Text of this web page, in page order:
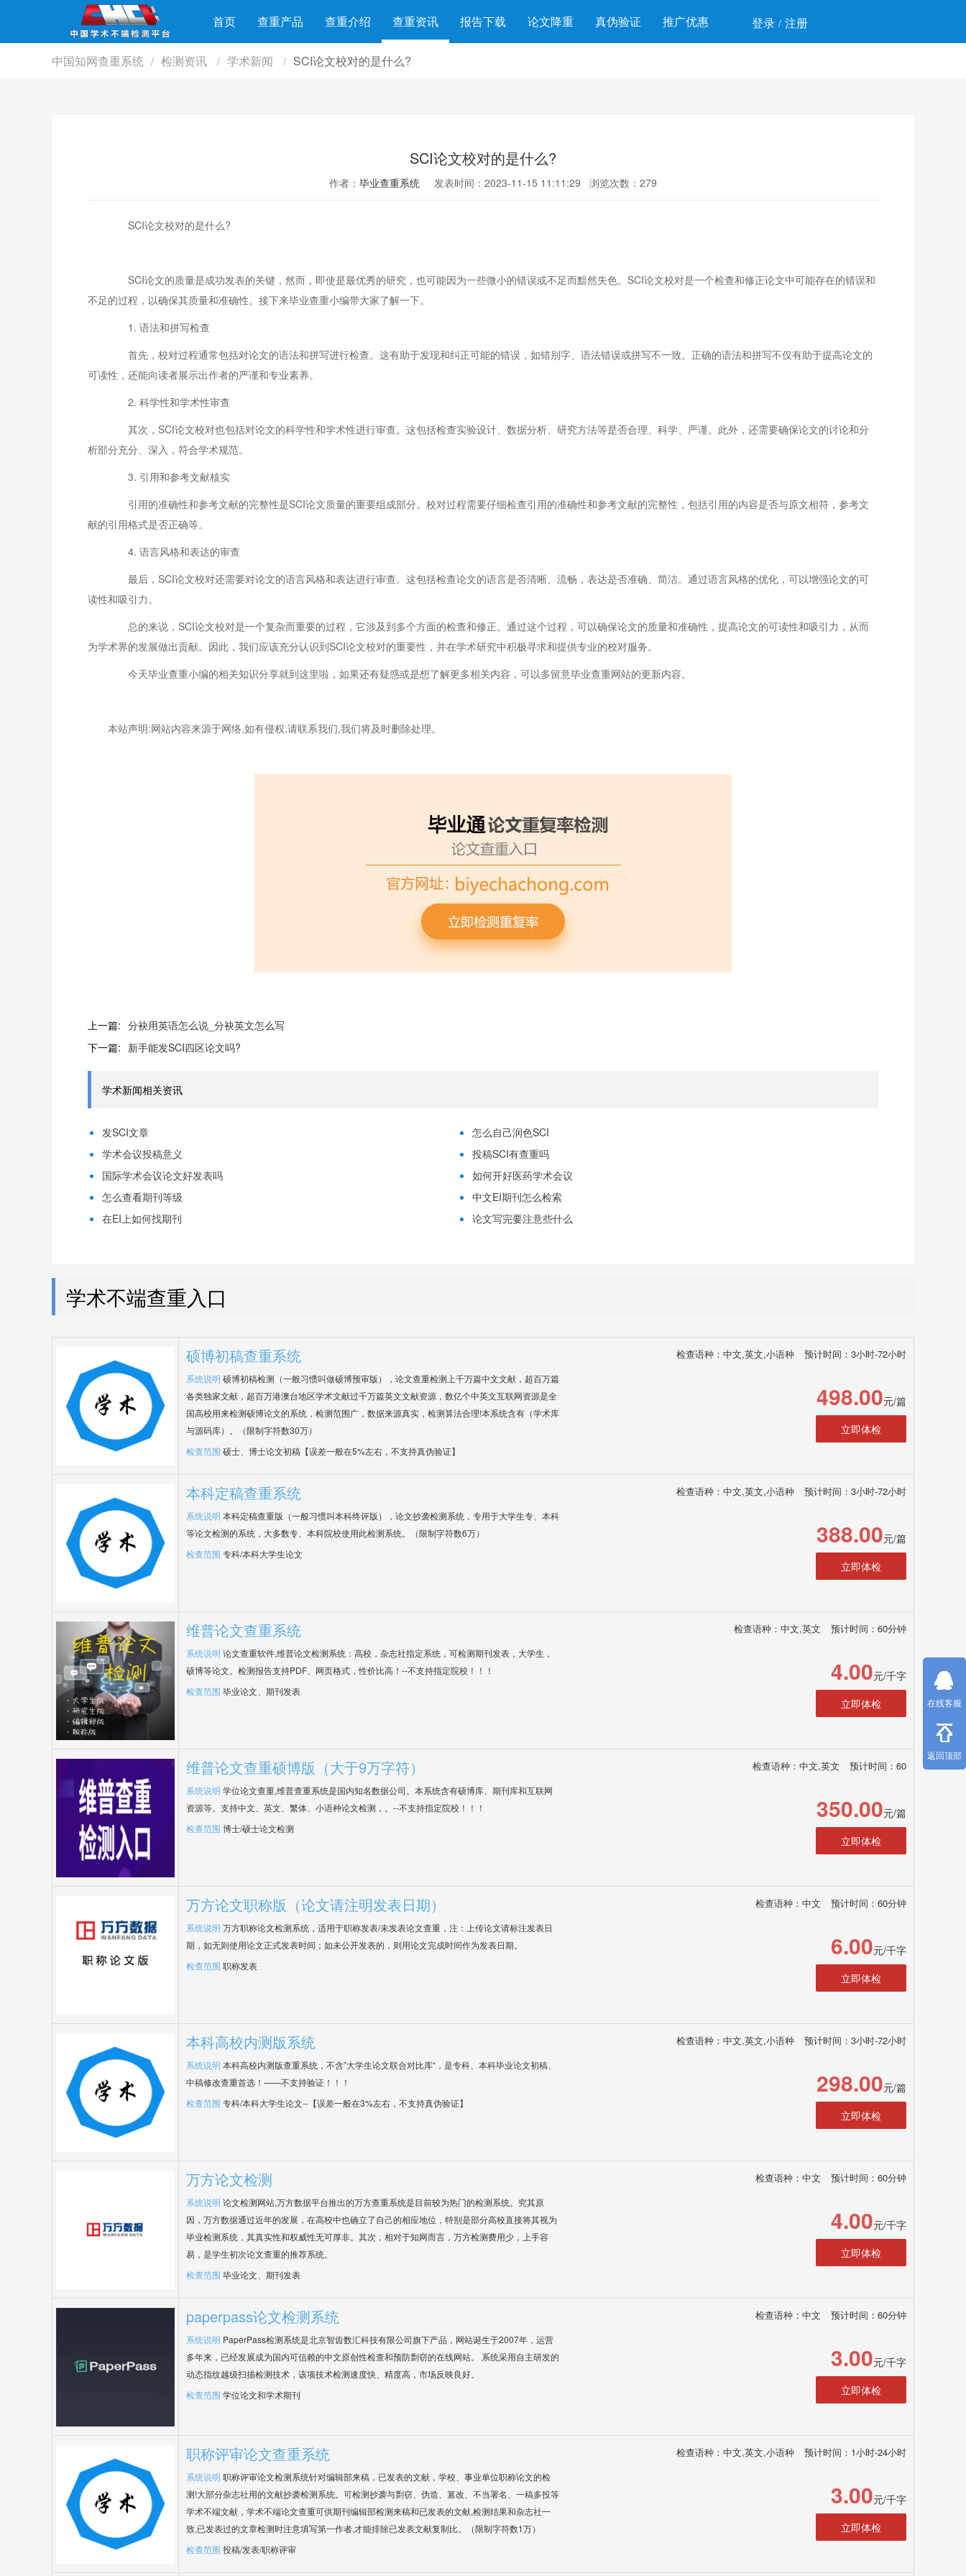
首页 查重产品 查重介绍 查重资讯 报告下载 论文降重 真伪验证 推广优惠 登录 / 注册
中国知网查重系统 / 检测资讯 / 学术新闻 / SCI论文校对的是什么?
SCI论文校对的是什么?
作者： 毕业查重系统 发表时间：2023-11-15 11:11:29 浏览次数：279
SCI论文校对的是什么?
SCI论文的质量是成功发表的关键，然而，即使是最优秀的研究，也可能因为一些微小的错误或不足而黯然失色。SCI论文校对是一个检查和修正论文中可能存在的错误和
不足的过程，以确保其质量和准确性。接下来毕业查重小编带大家了解一下。
1. 语法和拼写检查
首先，校对过程通常包括对论文的语法和拼写进行检查。这有助于发现和纠正可能的错误，如错别字、语法错误或拼写不一致。正确的语法和拼写不仅有助于提高论文的
可读性，还能向读者展示出作者的严谨和专业素养。
2. 科学性和学术性审查
其次，SCI论文校对也包括对论文的科学性和学术性进行审查。这包括检查实验设计、数据分析、研究方法等是否合理、科学、严谨。此外，还需要确保论文的讨论和分
析部分充分、深入，符合学术规范。
3. 引用和参考文献核实
引用的准确性和参考文献的完整性是SCI论文质量的重要组成部分。校对过程需要仔细检查引用的准确性和参考文献的完整性，包括引用的内容是否与原文相符，参考文
献的引用格式是否正确等。
4. 语言风格和表达的审查
最后，SCI论文校对还需要对论文的语言风格和表达进行审查。这包括检查论文的语言是否清晰、流畅，表达是否准确、简洁。通过语言风格的优化，可以增强论文的可
读性和吸引力。
总的来说，SCI论文校对是一个复杂而重要的过程，它涉及到多个方面的检查和修正。通过这个过程，可以确保论文的质量和准确性，提高论文的可读性和吸引力，从而
为学术界的发展做出贡献。因此，我们应该充分认识到SCI论文校对的重要性，并在学术研究中积极寻求和提供专业的校对服务。
今天毕业查重小编的相关知识分享就到这里啦，如果还有疑惑或是想了解更多相关内容，可以多留意毕业查重网站的更新内容。
本站声明:网站内容来源于网络,如有侵权,请联系我们,我们将及时删除处理。
上一篇: 分袂用英语怎么说_分袂英文怎么写
下一篇: 新手能发SCI四区论文吗?
学术新闻相关资讯
发SCI文章
怎么自己润色SCI
学术会议投稿意义
投稿SCI有查重吗
国际学术会议论文好发表吗
如何开好医药学术会议
怎么查看期刊等级
中文EI期刊怎么检索
在EI上如何找期刊
论文写完要注意些什么
学术不端查重入口
硕博初稿查重系统 检查语种：中文,英文,小语种 预计时间：3小时-72小时
系统说明 硕博初稿检测（一般习惯叫做硕博预审版），论文查重检测上千万篇中文文献，超百万篇
各类独家文献，超百万港澳台地区学术文献过千万篇英文文献资源，数亿个中英文互联网资源是全
国高校用来检测硕博论文的系统，检测范围广，数据来源真实，检测算法合理!本系统含有（学术库
与源码库）。（限制字符数30万）
检查范围 硕士、博士论文初稿【误差一般在5%左右，不支持真伪验证】
498.00元/篇
立即体检
本科定稿查重系统 检查语种：中文,英文,小语种 预计时间：3小时-72小时
系统说明 本科定稿查重版（一般习惯叫本科终评版），论文抄袭检测系统，专用于大学生专、本科
等论文检测的系统，大多数专、本科院校使用此检测系统。（限制字符数6万）
检查范围 专科/本科大学生论文
388.00元/篇
立即体检
维普论文查重系统 检查语种：中文,英文 预计时间：60分钟
系统说明 论文查重软件,维普论文检测系统：高校，杂志社指定系统，可检测期刊发表，大学生，
硕博等论文。检测报告支持PDF、网页格式，性价比高！--不支持指定院校！！！
检查范围 毕业论文、期刊发表
4.00元/千字
立即体检
维普论文查重硕博版（大于9万字符） 检查语种：中文,英文 预计时间：60
系统说明 学位论文查重,维普查重系统是国内知名数据公司。本系统含有硕博库、期刊库和互联网
资源等。支持中文、英文、繁体、小语种论文检测，。--不支持指定院校！！！
检查范围 博士/硕士论文检测
350.00元/篇
立即体检
万方论文职称版（论文请注明发表日期） 检查语种：中文 预计时间：60分钟
系统说明 万方职称论文检测系统，适用于职称发表/未发表论文查重，注：上传论文请标注发表日
期，如无则使用论文正式发表时间；如未公开发表的，则用论文完成时间作为发表日期。
检查范围 职称发表
6.00元/千字
立即体检
本科高校内测版系统 检查语种：中文,英文,小语种 预计时间：3小时-72小时
系统说明 本科高校内测版查重系统，不含”大学生论文联合对比库“，是专科、本科毕业论文初稿、
中稿修改查重首选！——不支持验证！！！
检查范围 专科/本科大学生论文--【误差一般在3%左右，不支持真伪验证】
298.00元/篇
立即体检
万方论文检测 检查语种：中文 预计时间：60分钟
系统说明 论文检测网站,万方数据平台推出的万方查重系统是目前较为热门的检测系统。究其原
因，万方数据通过近年的发展，在高校中也确立了自己的相应地位，特别是部分高校直接将其视为
毕业检测系统，其真实性和权威性无可厚非。其次，相对于知网而言，万方检测费用少，上手容
易，是学生初次论文查重的推荐系统。
检查范围 毕业论文、期刊发表
4.00元/千字
立即体检
paperpass论文检测系统 检查语种：中文 预计时间：60分钟
系统说明 PaperPass检测系统是北京智齿数汇科技有限公司旗下产品，网站诞生于2007年，运营
多年来，已经发展成为国内可信赖的中文原创性检查和预防剽窃的在线网站。 系统采用自主研发的
动态指纹越级扫描检测技术，该项技术检测速度快、精度高，市场反映良好。
检查范围 学位论文和学术期刊
3.00元/千字
立即体检
职称评审论文查重系统 检查语种：中文,英文,小语种 预计时间：1小时-24小时
系统说明 职称评审论文检测系统针对编辑部来稿，已发表的文献，学校、事业单位职称论文的检
测!大部分杂志社用的文献抄袭检测系统。可检测抄袭与剽窃、伪造、篡改、不当署名、一稿多投等
学术不端文献，学术不端论文查重可供期刊编辑部检测来稿和已发表的文献,检测结果和杂志社一
致,已发表过的文章检测时注意填写第一作者,才能排除已发表文献复制比。（限制字符数1万）
检查范围 投稿/发表/职称评审
3.00元/千字
立即体检
在线客服
返回顶部